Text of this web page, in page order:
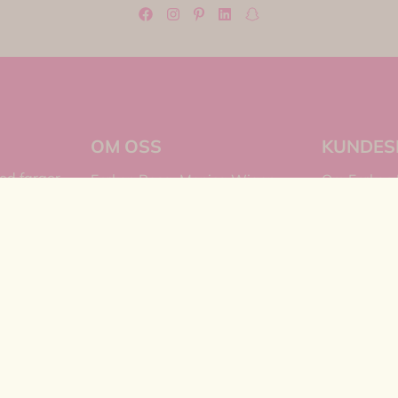
farger,
OM OSS
Frøken Rosa, Monica Wiger
Om Frøken